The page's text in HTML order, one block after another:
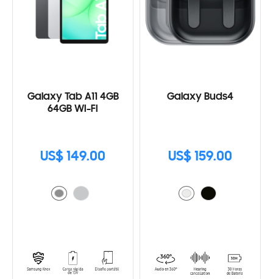
Galaxy Tab A11 4GB
64GB WI-FI
US$ 149.00
Galaxy Buds4
US$ 159.00